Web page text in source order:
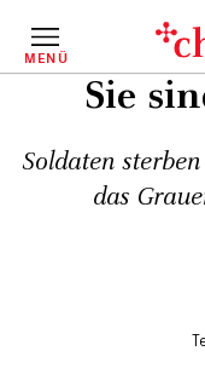
InhaltMENÜ
Sie
Soldaten
das